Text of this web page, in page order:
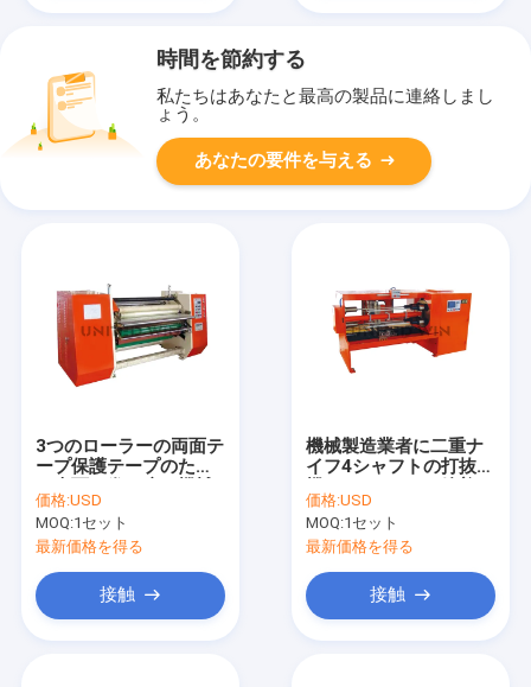
時間を節約する
私たちはあなたと最高の製品に連絡しまし
ょう。
あなたの要件を与える
3つのローラーの両面テ
ープ保護テープのため
価格:USD
MOQ:1セット
最新価格を得る
接触
機械製造業者に二重ナ
イフ4シャフトの打抜き
ープ
価格:USD
MOQ:1セット
最新価格を得る
接触